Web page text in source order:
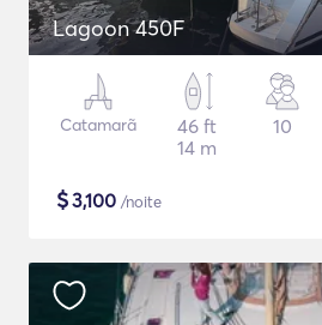
Lagoon 450F
Catamarã
46 ft
14 m
10
$3,100 /noite